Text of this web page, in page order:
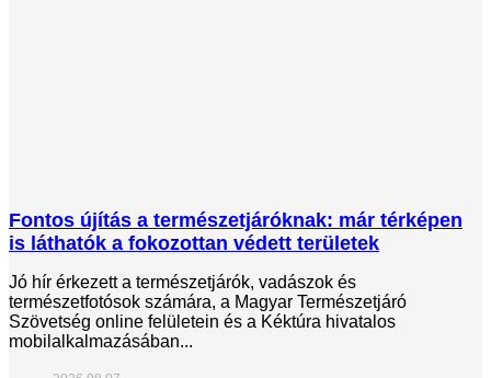
Fontos újítás a természetjáróknak: már térképen
is láthatók a fokozottan védett területek
Jó hír érkezett a természetjárók, vadászok és
természetfotósok számára, a Magyar Természetjáró
Szövetség online felületein és a Kéktúra hivatalos
mobilalkalmazásában...